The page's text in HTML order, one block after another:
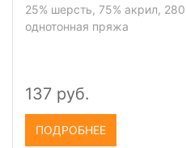
25% шерсть, 75% акрил,
однотонная пряжа
137 руб.
ПОДРОБНЕЕ